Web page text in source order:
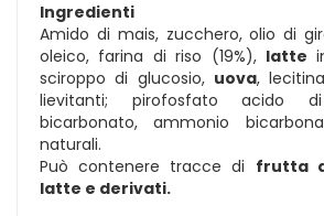
Ingredienti
Amido di mais, zucchero, olio di
oleico, farina di riso (19%), latte
sciroppo di glucosio, uova,
lievitanti; pirofosfato acido
bicarbonato, ammonio
naturali.
Può contenere tracce di frutta
latte e derivati.